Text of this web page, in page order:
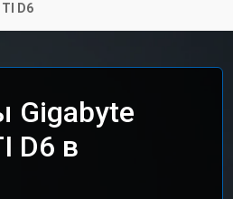
D6
Gigabyte
D6 в